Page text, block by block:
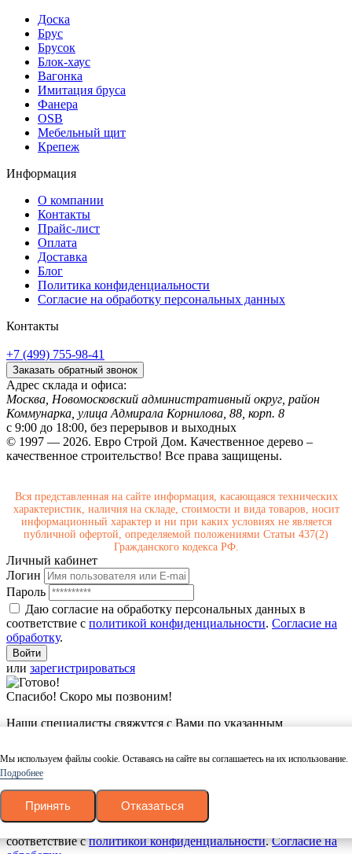
Доска
Брус
Брусок
Блок-хаус
Вагонка
Имитация бруса
Фанера
OSB
Мебельный щит
Крепеж
Информация
О компании
Контакты
Прайс-лист
Оплата
Доставка
Блог
Политика конфиденциальности
Согласие на обработку персональных данных
Контакты
+7 (499) 755-98-41
Заказать обратный звонок
Адрес склада и офиса:
Москва, Новомосковский административный округ, район
Коммунарка, улица Адмирала Корнилова, 88, корп. 8
с 9:00 до 18:00, без перерывов и выходных
© 1997 — 2026. Евро Строй Дом. Качественное дерево –
качественное строительство! Все права защищены.
Вся представленная на сайте информация, касающаяся технических
характеристик, наличия на складе, стоимости и вида товаров, носит
информационный характер и ни при каких условиях не является
публичной офертой, определяемой положениями Статьи 437(2)
Гражданского кодекса РФ.
Личный кабинет
Логин
Пароль
Даю согласие на обработку персональных данных в
соответствие с политикой конфиденциальности. Согласие на
обработку.
или зарегистрироваться
Спасибо! Скоро мы позвоним!
Наши специалисты свяжутся с Вами по указанным
Заказать обратный звонок
Имя
Номер телефона
Даю согласие на обработку персональных данных в
соответствие сполитикой конфиденциальности.Согласие на
Мы используем файлы cookie. Оставаясь на сайте вы соглашаетесь на их использование.
Подробнее
Принять Отказаться